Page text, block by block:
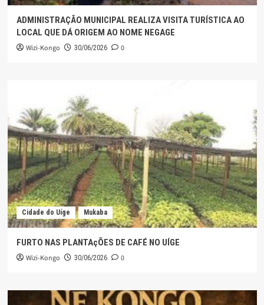
ADMINISTRAÇÃO MUNICIPAL REALIZA VISITA TURÍSTICA AO
LOCAL QUE DÁ ORIGEM AO NOME NEGAGE
Wizi-Kongo 30/06/2026 0
Cidade do Uíge Mukaba
FURTO NAS PLANTAçÕES DE CAFÉ NO UÍGE
Wizi-Kongo 30/06/2026 0